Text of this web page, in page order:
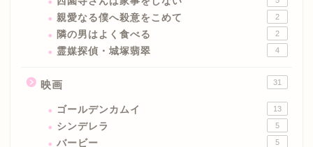
親愛なる僕へ殺意をこめて 2
隣の男はよく食べる 2
霊媒探偵・城塚翡翠 4
映画 31
ゴールデンカムイ 13
シンデレラ 5
バービー 5